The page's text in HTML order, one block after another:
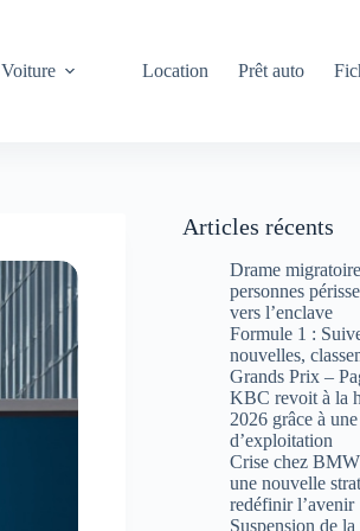
Voiture Location Prêt auto
Articles récents
Drame
personnes
vers l’enclave
Formule 1 :
nouvelles,
Grands Prix –
KBC revoit à la
2026 grâce à
d’exploitation
Crise chez
une nouvelle
redéfinir l’avenir
Suspension de